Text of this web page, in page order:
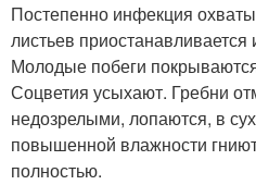
Постепенно инфекция
листьев
Молодые побеги
Соцветия усыхают. Гребни
недозрелыми, лопаются, в
повышенной влажности
полностью.